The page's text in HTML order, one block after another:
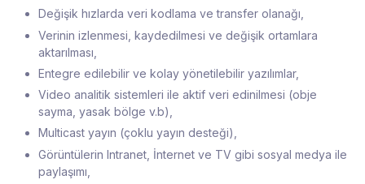
Değişik hızlarda veri kodlama ve transfer olanağı,
Verinin izlenmesi, kaydedilmesi ve değişik ortamlara
aktarılması,
Entegre edilebilir ve kolay yönetilebilir yazılımlar,
Video analitik sistemleri ile aktif veri edinilmesi (obje
sayma, yasak bölge v.b),
Multicast yayın (çoklu yayın desteği),
Görüntülerin Intranet, İnternet ve TV gibi sosyal medya ile
paylaşımı,